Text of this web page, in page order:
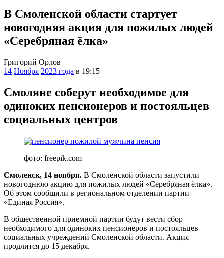
В Смоленской области стартует
новогодняя акция для пожилых людей
«Серебряная ёлка»
Григорий Орлов
14 Ноября 2023 года в 19:15
Смоляне соберут необходимое для
одиноких пенсионеров и постояльцев
социальных центров
фото: freepik.com
Смоленск, 14 ноября. В Смоленской области запустили
новогоднюю акцию для пожилых людей «Серебряная ёлка».
Об этом сообщили в региональном отделении партии
«Единая Россия».
В общественной приемной партии будут вести сбор
необходимого для одиноких пенсионеров и постояльцев
социальных учреждений Смоленской области. Акция
продлится до 15 декабря.